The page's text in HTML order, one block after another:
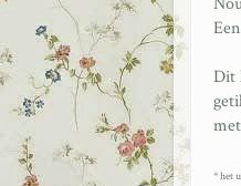
Dit
* het